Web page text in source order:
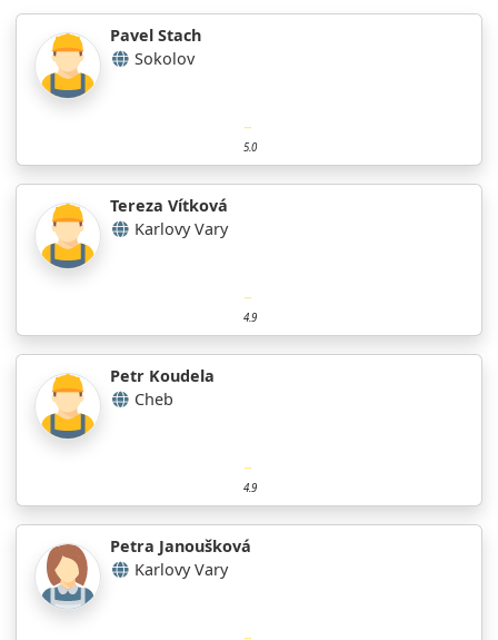
Pavel Stach
Sokolov
5.0
Tereza Vítková
Karlovy Vary
4.9
Petr Koudela
Cheb
4.9
Petra Janoušková
Karlovy Vary